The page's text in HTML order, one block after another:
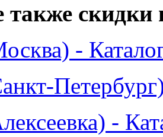
также скидки
-
-